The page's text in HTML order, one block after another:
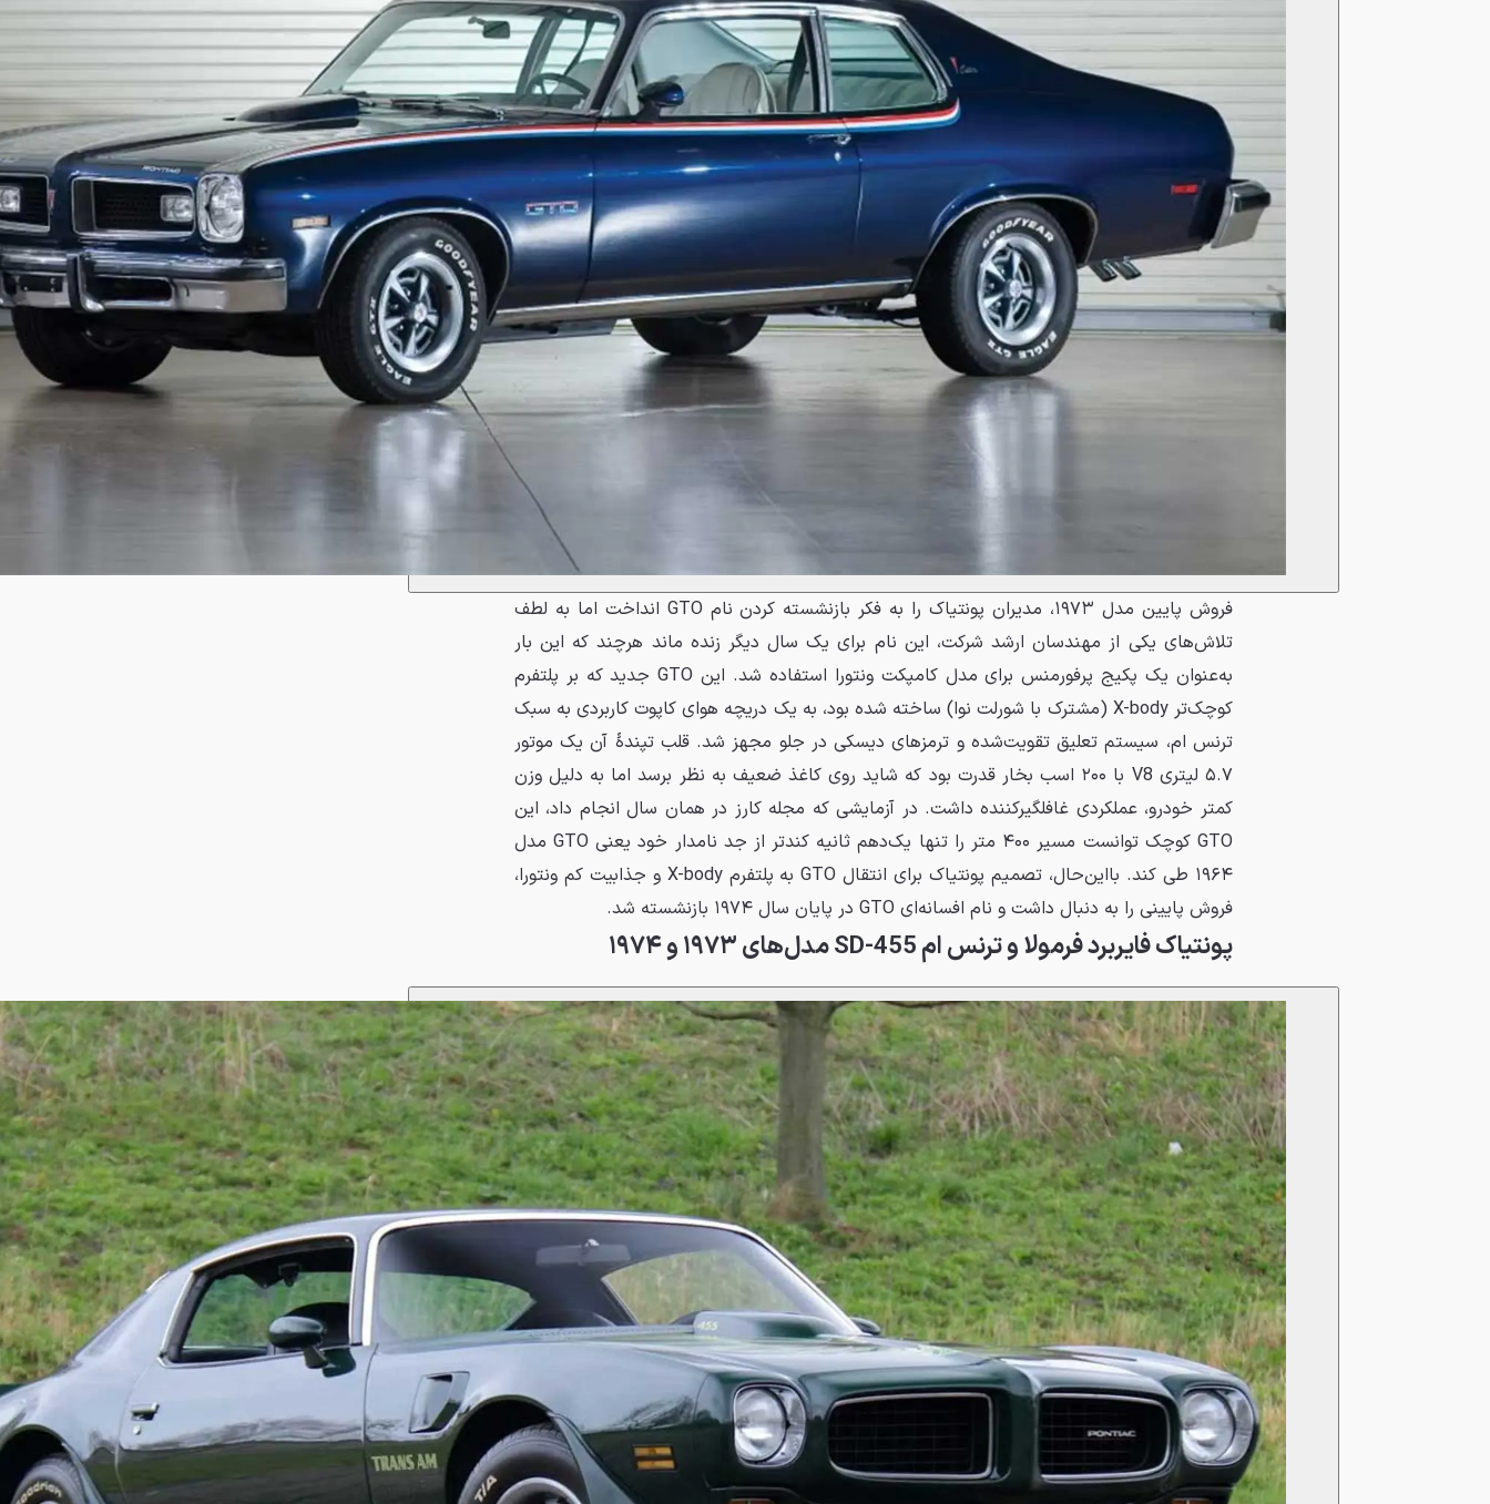
فروش پایین مدل ۱۹۷۳، مدیران پونتیاک را به فکر بازنشسته کردن نام GTO انداخت اما به لطف
تلاش‌های یکی از مهندسان ارشد شرکت، این نام برای یک سال دیگر زنده ماند هرچند که این بار
به‌عنوان یک پکیج پرفورمنس برای مدل کامپکت ونتورا استفاده شد. این GTO جدید که بر پلتفرم
کوچک‌تر X-body (مشترک با شورلت نوا) ساخته شده بود، به یک دریچه هوای کاپوت کاربردی به سبک
ترنس ام، سیستم تعلیق تقویت‌شده و ترمزهای دیسکی در جلو مجهز شد. قلب تپندهٔ آن یک موتور
۵.۷ لیتری V8 با ۲۰۰ اسب بخار قدرت بود که شاید روی کاغذ ضعیف به نظر برسد اما به دلیل وزن
کمتر خودرو، عملکردی غافلگیرکننده داشت. در آزمایشی که مجله کارز در همان سال انجام داد، این
GTO کوچک توانست مسیر ۴۰۰ متر را تنها یک‌دهم ثانیه کندتر از جد نامدار خود یعنی GTO مدل
۱۹۶۴ طی کند. بااین‌حال، تصمیم پونتیاک برای انتقال GTO به پلتفرم X-body و جذابیت کم ونتورا،
فروش پایینی را به دنبال داشت و نام افسانه‌ای GTO در پایان سال ۱۹۷۴ بازنشسته شد.
پونتیاک فایربرد فرمولا و ترنس ام SD-455 مدل‌های ۱۹۷۳ و ۱۹۷۴